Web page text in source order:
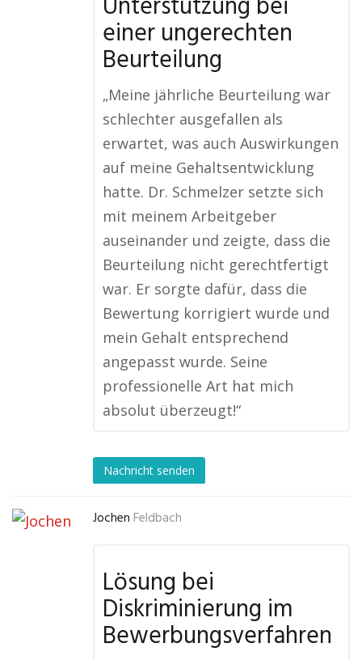
einer ungerechten
Beurteilung
„Meine jährliche Beurteilung war
schlechter ausgefallen als
erwartet, was auch Auswirkungen
auf meine Gehaltsentwicklung
hatte. Dr. Schmelzer setzte sich
mit meinem Arbeitgeber
auseinander und zeigte, dass die
Beurteilung nicht gerechtfertigt
war. Er sorgte dafür, dass die
Bewertung korrigiert wurde und
mein Gehalt entsprechend
angepasst wurde. Seine
professionelle Art hat mich
absolut überzeugt!“
Nachricht senden
Jochen Feldbach
Lösung bei
Diskriminierung im
Bewerbungsverfahren